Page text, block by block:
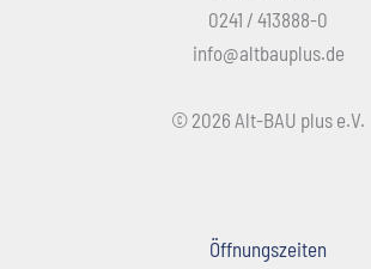
0241 / 413888-0
info@altbauplus.de
© 2026 Alt-BAU plus e.V.
Öffnungszeiten